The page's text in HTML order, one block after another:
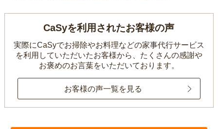
CaSyを利用されたお客様の声
実際にCaSyでお掃除やお料理などの家事代行サービス
を利用していただいたお客様から、 たくさんの感謝や
お褒めのお言葉をいただいております。
お客様の声一覧を見る